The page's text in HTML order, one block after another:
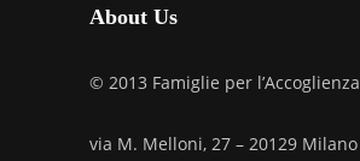
About Us
© 2013 Famiglie per l’Accoglienza
via M. Melloni, 27 – 20129 Milano